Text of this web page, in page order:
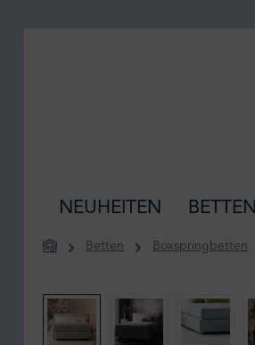
NEUHEITEN BETTEN
Betten Boxspringbetten